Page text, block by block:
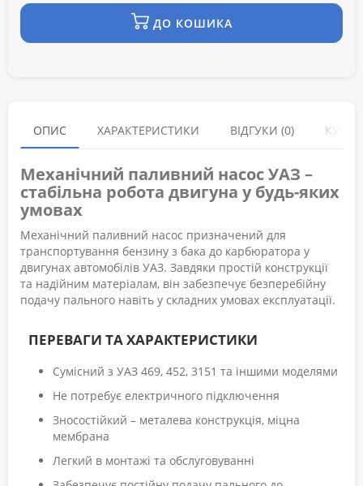
ДО КОШИКА
ОПИС ХАРАКТЕРИСТИКИ ВІДГУКИ (0)
Механічний паливний насос УАЗ –
стабільна робота двигуна у будь-яких
умовах
Механічний паливний насос призначений для
транспортування бензину з бака до карбюратора у
двигунах автомобілів УАЗ. Завдяки простій конструкції
та надійним матеріалам, він забезпечує безперебійну
подачу пального навіть у складних умовах експлуатації.
ПЕРЕВАГИ ТА ХАРАКТЕРИСТИКИ
Сумісний з УАЗ 469, 452, 3151 та іншими моделями
Не потребує електричного підключення
Зносостійкий – металева конструкція, міцна
мембрана
Легкий в монтажі та обслуговуванні